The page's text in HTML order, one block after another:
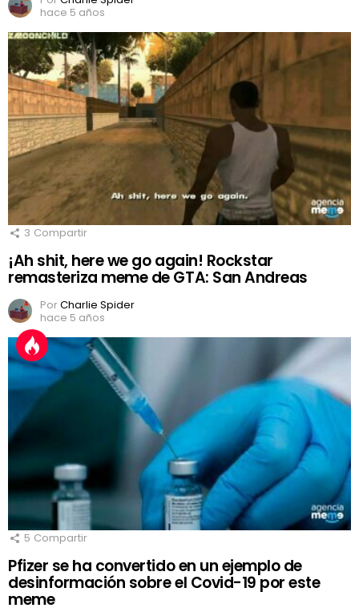
hace 5 años
3 Compartir
¡Ah shit, here we go again! Rockstar
remasteriza meme de GTA: San Andreas
PorCharlie Spider
hace 5 años
5 Compartir
Pfizer se ha convertido en un ejemplo de
desinformación sobre el Covid-19 por este
meme